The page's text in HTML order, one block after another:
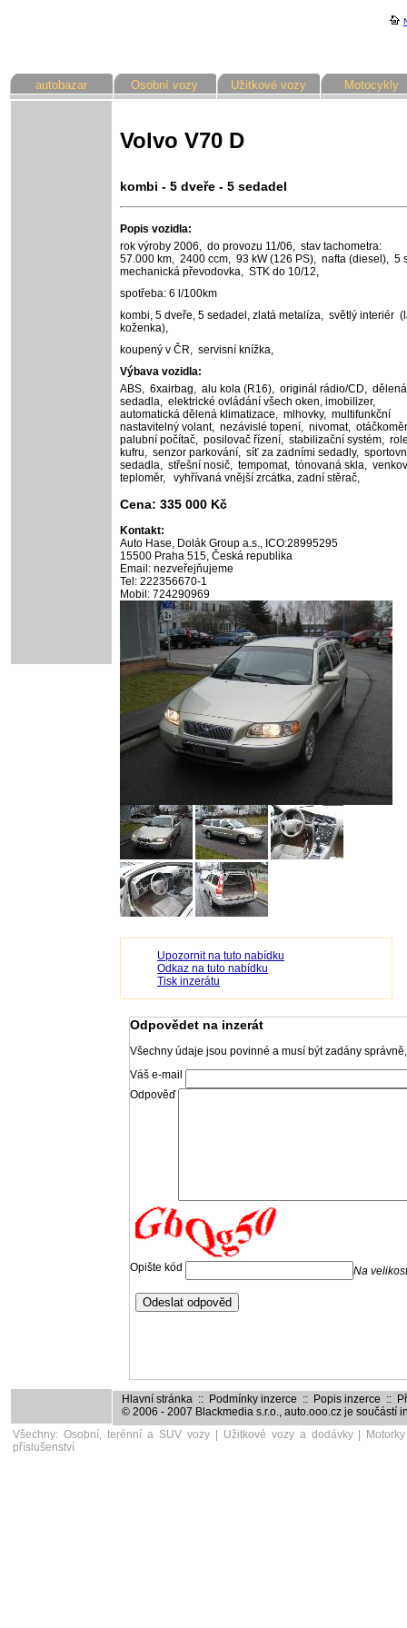
autobazar Osobní vozy Užitkové vozy Motocykly
Volvo V70 D
kombi - 5 dveře - 5 sedadel
Popis vozidla:
rok výroby 2006, do provozu 11/06, stav tachometra:
57.000 km, 2400 ccm, 93 kW (126 PS), nafta (diesel), 5
mechanická převodovka, STK do 10/12,
spotřeba: 6 l/100km
kombi, 5 dveře, 5 sedadel, zlatá metalíza, světlý interiér
koženka),
koupený v ČR, servisní knížka,
Výbava vozidla:
ABS, 6xairbag, alu kola (R16), originál rádio/CD,
sedadla, elektrické ovládání všech oken, imobilizer,
automatická dělená klimatizace, mlhovky, multifunkční
nastavitelný volant, nezávislé topení, nivomat,
palubní počítač, posilovač řízení, stabilizační systém,
kufru, senzor parkování, síť za zadními sedadly,
sedadla, střešní nosič, tempomat, tónovaná skla,
teploměr,
vyhřívaná vnější zrcátka, zadní stěrač,
Cena: 335 000 Kč
Kontakt:
Auto Hase, Dolák Group a.s., ICO:28995295
15500 Praha 515, Česká republika
Email: nezveřejňujeme
Tel: 222356670-1
Mobil: 724290969
Upozornit na tuto nabídku
Odkaz na tuto nabídku
Tisk inzerátu
Hlavní stránka :: Podmínky inzerce :: Popis inzerce ::
© 2006 - 2007 Blackmedia s.r.o., auto.ooo.cz je součástí
Všechny: Osobní, terénní a SUV vozy| Užitkové vozy a dodávky|
příslušenství